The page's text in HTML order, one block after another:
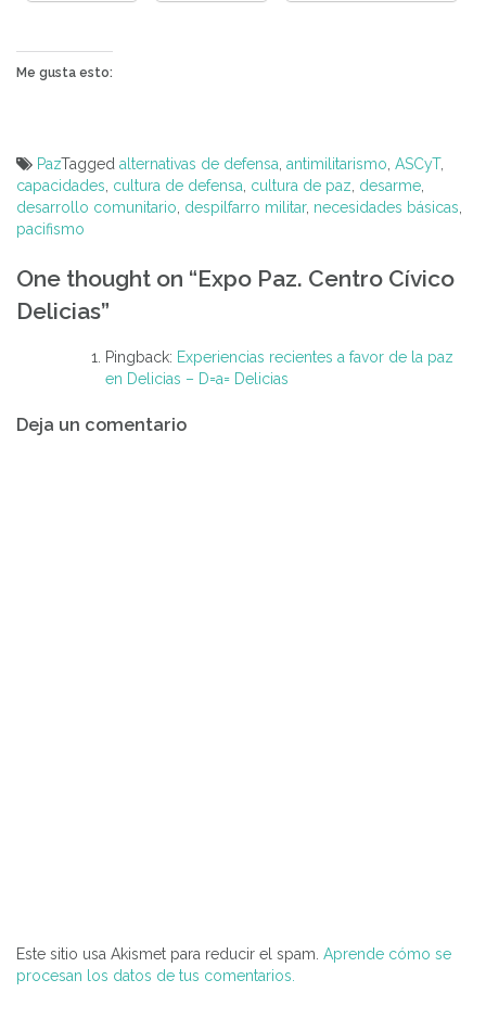
Me gusta esto:
PazTagged alternativas de defensa antimilitarismo ASCyT,
capacidades cultura de defensa cultura de paz desarme
desarrollo comunitario despilfarro militar, necesidades básicas
pacifismo
de
entradas
One thought on “Expo Paz. Centro Cívico
Delicias”
Pingback: Experiencias recientes a favor de la paz
en Delicias – D=a= Delicias
Deja un comentario
Este sitio usa Akismet para reducir el spam. Aprende cómo se
procesan los datos de tus comentarios.